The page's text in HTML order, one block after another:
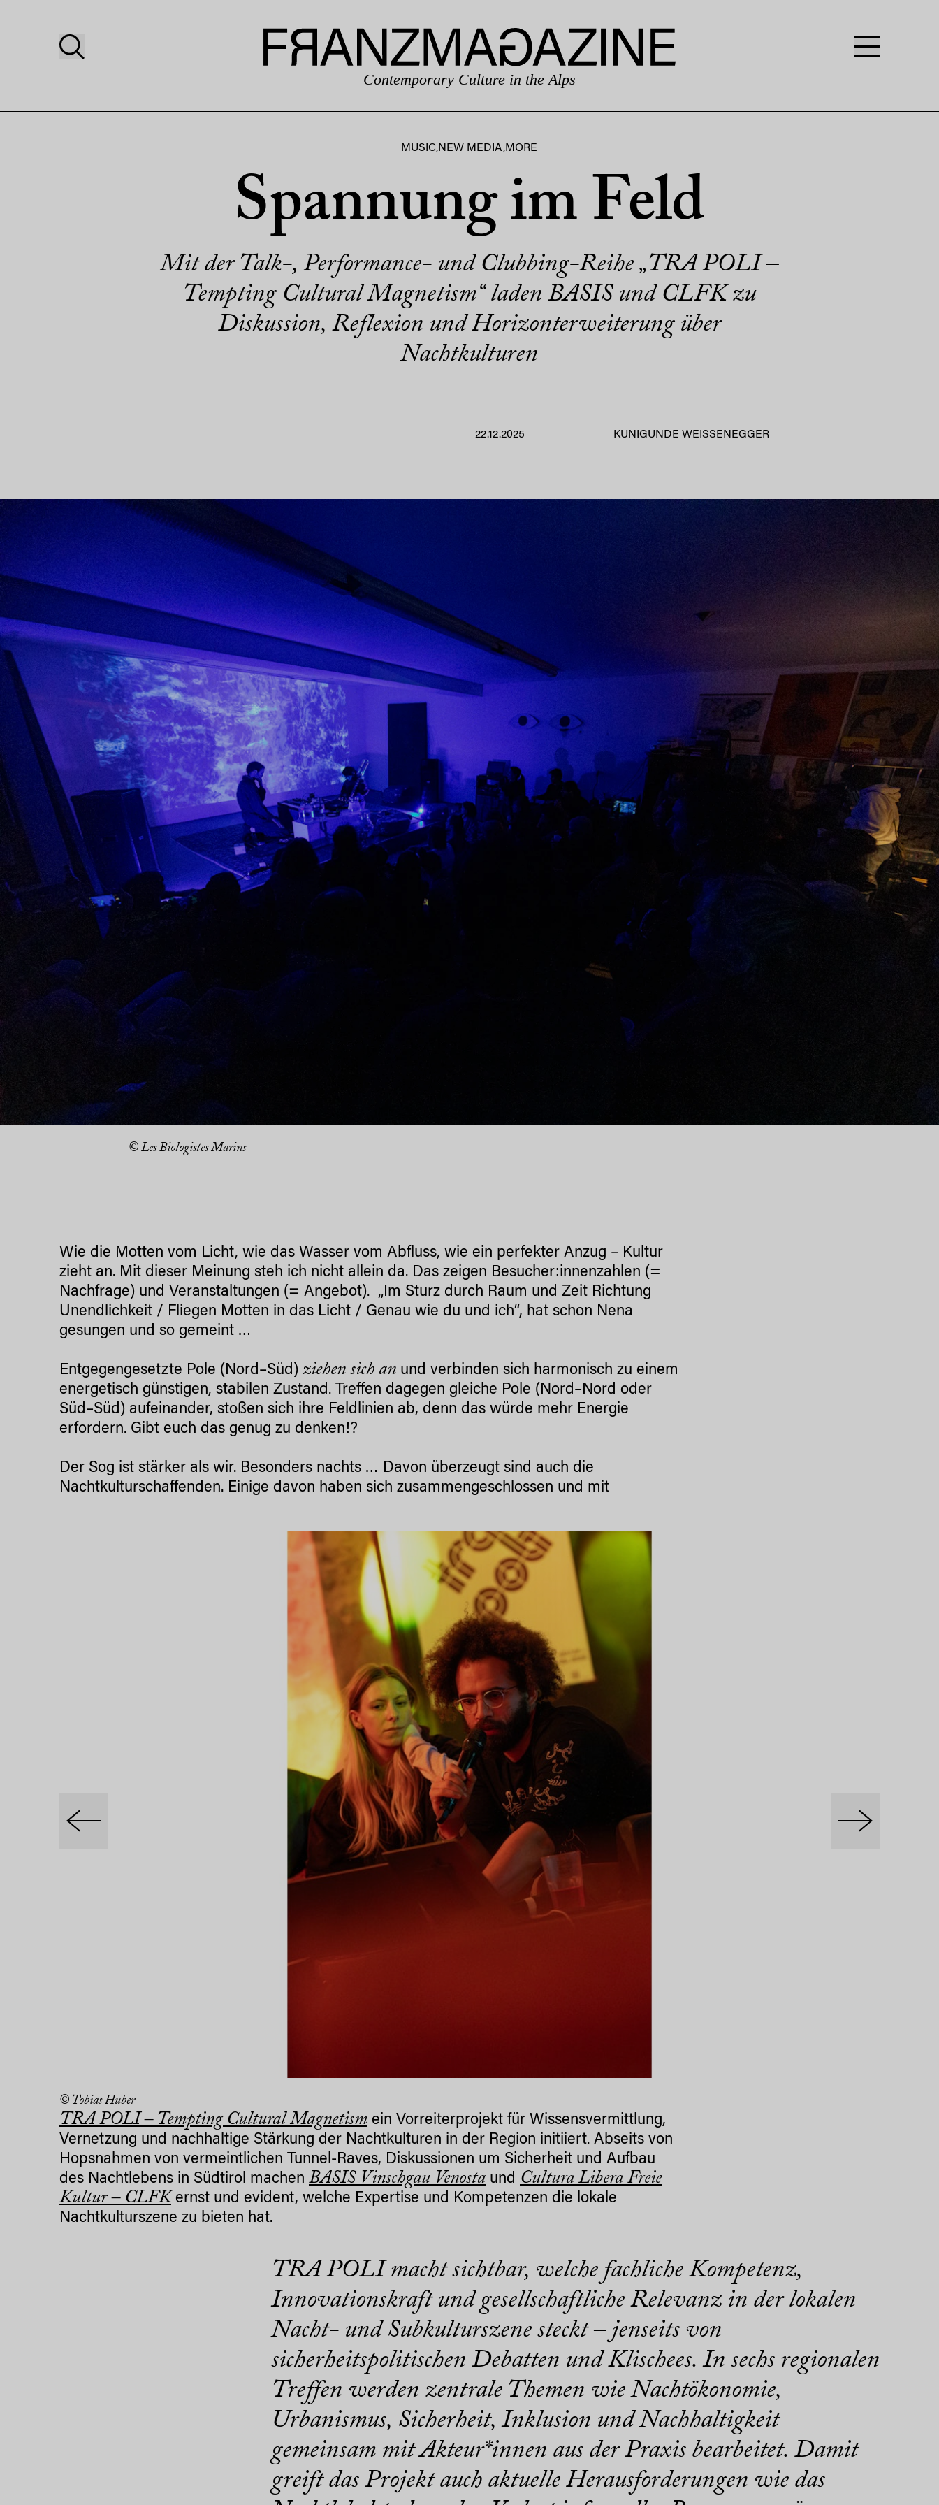
Contemporary Culture in the Alps
MUSIC,NEW MEDIA,MORE
Spannung im Feld
Mit der Talk-, Performance- und Clubbing-Reihe „TRA POLI –
Tempting Cultural Magnetism“ laden BASIS und CLFK zu
Diskussion, Reflexion und Horizonterweiterung über
Nachtkulturen
22.12.2025 KUNIGUNDE WEISSENEGGER
© Les Biologistes Marins
Wie die Motten vom Licht, wie das Wasser vom Abfluss, wie ein perfekter Anzug – Kultur
zieht an. Mit dieser Meinung steh ich nicht allein da. Das zeigen Besucher:innenzahlen (=
Nachfrage) und Veranstaltungen (= Angebot). „Im Sturz durch Raum und Zeit Richtung
Unendlichkeit / Fliegen Motten in das Licht / Genau wie du und ich“, hat schon Nena
gesungen und so gemeint …
Entgegengesetzte Pole (Nord–Süd) ziehen sich an und verbinden sich harmonisch zu einem
energetisch günstigen, stabilen Zustand. Treffen dagegen gleiche Pole (Nord–Nord oder
Süd–Süd) aufeinander, stoßen sich ihre Feldlinien ab, denn das würde mehr Energie
erfordern. Gibt euch das genug zu denken!?
Der Sog ist stärker als wir. Besonders nachts … Davon überzeugt sind auch die
Nachtkulturschaffenden. Einige davon haben sich zusammengeschlossen und mit
© Tobias Huber
TRA POLI – Tempting Cultural Magnetism ein Vorreiterprojekt für Wissensvermittlung,
Vernetzung und nachhaltige Stärkung der Nachtkulturen in der Region initiiert. Abseits von
Hopsnahmen von vermeintlichen Tunnel-Raves, Diskussionen um Sicherheit und Aufbau
des Nachtlebens in Südtirol machen BASIS Vinschgau Venosta und Cultura Libera Freie
Kultur – CLFK ernst und evident, welche Expertise und Kompetenzen die lokale
Nachtkulturszene zu bieten hat.
TRA POLI macht sichtbar, welche fachliche Kompetenz,
Innovationskraft und gesellschaftliche Relevanz in der lokalen
Nacht- und Subkulturszene steckt – jenseits von
sicherheitspolitischen Debatten und Klischees. In sechs regionalen
Treffen werden zentrale Themen wie Nachtökonomie,
Urbanismus, Sicherheit, Inklusion und Nachhaltigkeit
gemeinsam mit Akteur*innen aus der Praxis bearbeitet. Damit
greift das Projekt auch aktuelle Herausforderungen wie das